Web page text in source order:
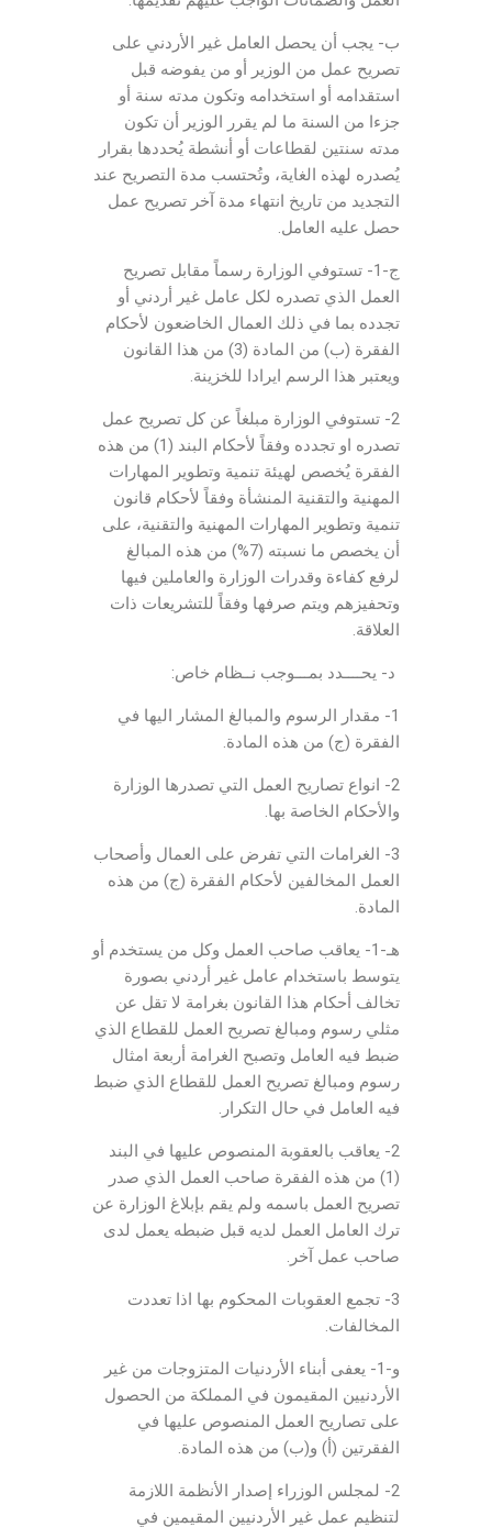
ب- يجب أن يحصل العامل غير الأردني على
تصريح عمل من الوزير أو من يفوضه قبل
استقدامه أو استخدامه وتكون مدته سنة أو
جزءا من السنة ما لم يقرر الوزير أن تكون
مدته سنتين لقطاعات أو أنشطة يُحددها بقرار
يُصدره لهذه الغاية، وتُحتسب مدة التصريح عند
التجديد من تاريخ انتهاء مدة آخر تصريح عمل
حصل عليه العامل.
ج-1- تستوفي الوزارة رسماً مقابل تصريح
العمل الذي تصدره لكل عامل غير أردني أو
تجدده بما في ذلك العمال الخاضعون لأحكام
الفقرة (ب) من المادة (3) من هذا القانون
ويعتبر هذا الرسم ايرادا للخزينة.
2- تستوفي الوزارة مبلغاً عن كل تصريح عمل
تصدره او تجدده وفقاً لأحكام البند (1) من هذه
الفقرة يُخصص لهيئة تنمية وتطوير المهارات
المهنية والتقنية المنشأة وفقاً لأحكام قانون
تنمية وتطوير المهارات المهنية والتقنية، على
أن يخصص ما نسبته (7%) من هذه المبالغ
لرفع كفاءة وقدرات الوزارة والعاملين فيها
وتحفيزهم ويتم صرفها وفقاً للتشريعات ذات
العلاقة.
د- يحــــدد بمـــوجب نــظام خاص:
1- مقدار الرسوم والمبالغ المشار اليها في
الفقرة (ج) من هذه المادة.
2- انواع تصاريح العمل التي تصدرها الوزارة
والأحكام الخاصة بها.
3- الغرامات التي تفرض على العمال وأصحاب
العمل المخالفين لأحكام الفقرة (ج) من هذه
المادة.
هـ-1- يعاقب صاحب العمل وكل من يستخدم أو
يتوسط باستخدام عامل غير أردني بصورة
تخالف أحكام هذا القانون بغرامة لا تقل عن
مثلي رسوم ومبالغ تصريح العمل للقطاع الذي
ضبط فيه العامل وتصبح الغرامة أربعة امثال
رسوم ومبالغ تصريح العمل للقطاع الذي ضبط
فيه العامل في حال التكرار.
2- يعاقب بالعقوبة المنصوص عليها في البند
(1) من هذه الفقرة صاحب العمل الذي صدر
تصريح العمل باسمه ولم يقم بإبلاغ الوزارة عن
ترك العامل العمل لديه قبل ضبطه يعمل لدى
صاحب عمل آخر.
3- تجمع العقوبات المحكوم بها اذا تعددت
المخالفات.
و-1- يعفى أبناء الأردنيات المتزوجات من غير
الأردنيين المقيمون في المملكة من الحصول
على تصاريح العمل المنصوص عليها في
الفقرتين (أ) و(ب) من هذه المادة.
2- لمجلس الوزراء إصدار الأنظمة اللازمة
لتنظيم عمل غير الأردنيين المقيمين في